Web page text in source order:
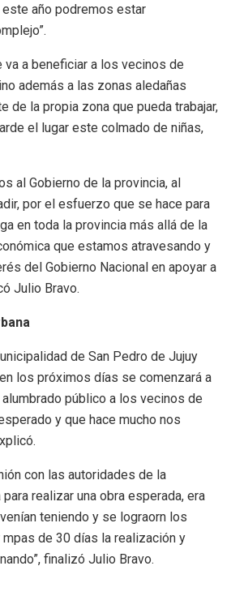
año podremos estar
va a beneficiar a los vecinos de
además a las zonas aledañas
de la propia zona que pueda trabajar,
el lugar este colmado de niñas,
al Gobierno de la provincia, al
por el esfuerzo que se hace para
en toda la provincia más allá de la
que estamos atravesando y
del Gobierno Nacional en apoyar a
Julio Bravo.
de San Pedro de Jujuy
los próximos días se comenzará a
público a los vecinos de
y que hace mucho nos
con las autoridades de la
realizar una obra esperada, era
teniendo y se lograorn los
de 30 días la realización y
finalizó Julio Bravo.